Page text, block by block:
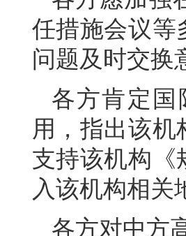
任措施会议等
问题及时交换
各方肯定
用，指出该
支持该机构《
入该机构相关
各方对中方